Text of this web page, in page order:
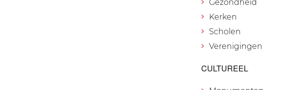
Gezondheid
Kerken
Scholen
Verenigingen
CULTUREEL